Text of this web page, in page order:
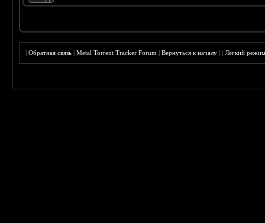
|Обратная связь |Metal Torrent Tracker Forum |Вернуться к началу ||Лёгкий